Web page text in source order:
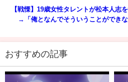
【戦慄】19歳女性タレントが松本人志
→「俺となんでそういうことができな
おすすめの記事